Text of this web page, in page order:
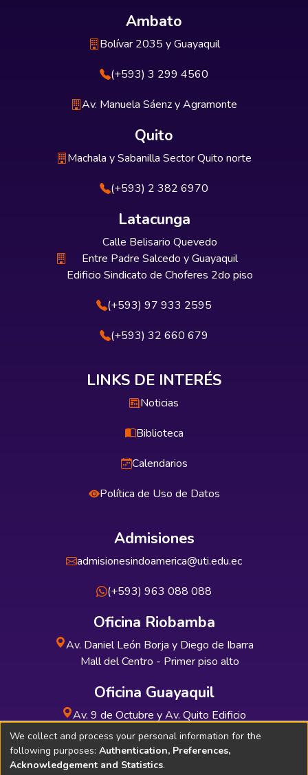
Ambato
Bolívar 2035 y Guayaquil
(+593) 3 299 4560
Av. Manuela Sáenz y Agramonte
Quito
Machala y Sabanilla Sector Quito norte
(+593) 2 382 6970
Latacunga
Calle Belisario Quevedo
Entre Padre Salcedo y Guayaquil
Edificio Sindicato de Choferes 2do piso
(+593) 97 933 2595
(+593) 32 660 679
LINKS DE INTERÉS
Noticias
Biblioteca
Calendarios
Política de Uso de Datos
Admisiones
admisionesindoamerica@uti.edu.ec
(+593) 963 088 088
Oficina Riobamba
Av. Daniel León Borja y Diego de Ibarra
Mall del Centro - Primer piso alto
Oficina Guayaquil
Av. 9 de Octubre y Av. Quito Edificio
INDUAUTO - Planta baja
We collect and process your personal information for the
following purposes: Authentication, Preferences,
Acknowledgement and Statistics.